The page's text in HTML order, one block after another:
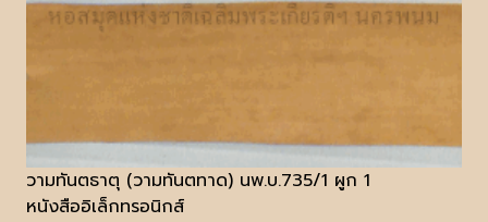
วามทันตธาตุ (วามทันตทาด) นพ.บ.735/1 ผูก 1
หนังสืออิเล็กทรอนิกส์